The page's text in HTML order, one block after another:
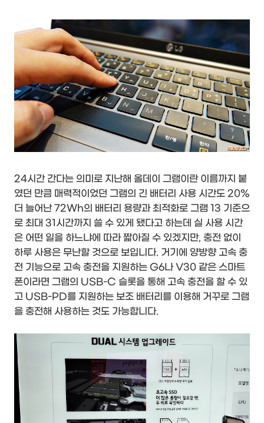
24시간 간다는 의미로 지난해 올데이 그램이란 이름까지 붙
였던 만큼 매력적이었던 그램의 긴 배터리 사용 시간도 20%
더 늘어난 72Wh의 배터리 용량과 최적화로 그램 13 기준으
로 최대 31시간까지 쓸 수 있게 됐다고 하는데 실 사용 시간
은 어떤 일을 하느냐에 따라 짧아질 수 있겠지만, 충전 없이
하루 사용은 무난할 것으로 보입니다. 거기에 양방향 고속 충
전 기능으로 고속 충전을 지원하는 G6나 V30 같은 스마트
폰이라면 그램의 USB-C 슬롯을 통해 고속 충전을 할 수 있
고 USB-PD를 지원하는 보조 배터리를 이용해 거꾸로 그램
을 충전해 사용하는 것도 가능합니다.